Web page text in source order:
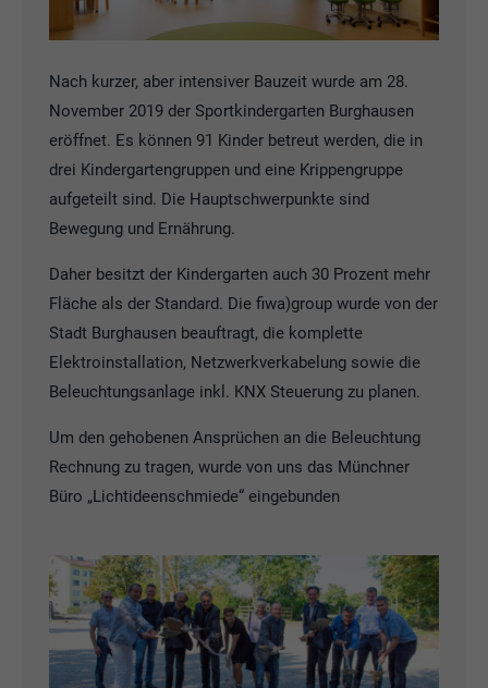
Nach kurzer, aber intensiver Bauzeit wurde am 28.
November 2019 der Sportkindergarten Burghausen
eröffnet. Es können 91 Kinder betreut werden, die in
drei Kindergartengruppen und eine Krippengruppe
aufgeteilt sind. Die Hauptschwerpunkte sind
Bewegung und Ernährung.
Daher besitzt der Kindergarten auch 30 Prozent mehr
Fläche als der Standard. Die fiwa)group wurde von der
Stadt Burghausen beauftragt, die komplette
Elektroinstallation, Netzwerkverkabelung sowie die
Beleuchtungsanlage inkl. KNX Steuerung zu planen.
Um den gehobenen Ansprüchen an die Beleuchtung
Rechnung zu tragen, wurde von uns das Münchner
Büro „Lichtideenschmiede“ eingebunden